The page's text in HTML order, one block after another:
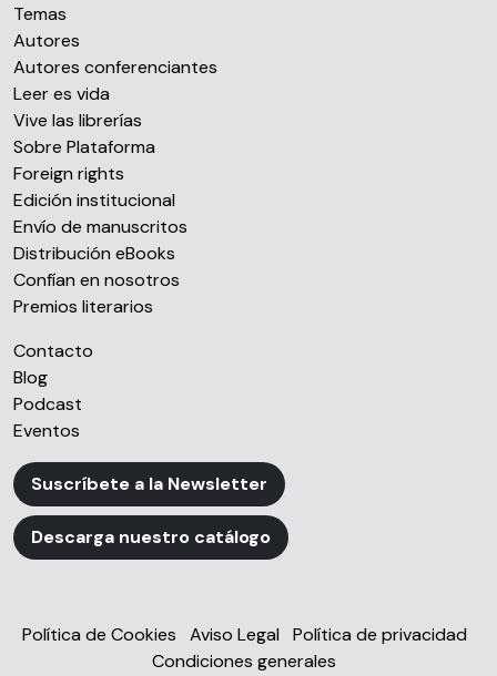
Temas
Autores
Autores conferenciantes
Leer es vida
Vive las librerías
Sobre Plataforma
Foreign rights
Edición institucional
Envío de manuscritos
Distribución eBooks
Confían en nosotros
Premios literarios
Contacto
Blog
Podcast
Eventos
Suscríbete a la Newsletter
Descarga nuestro catálogo
Política de Cookies Aviso Legal
Política de privacidad
Condiciones generales